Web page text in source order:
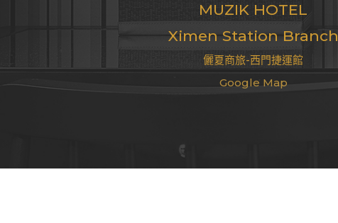
MUZIK HOTEL
Ximen Station Branch
儷夏商旅-西門捷運館
Google Map